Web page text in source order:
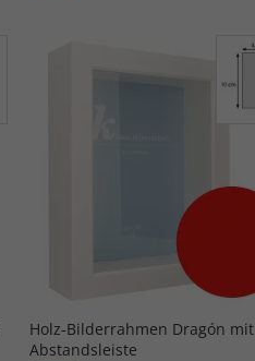
Holz-Bilderrahmen Dragón mit
Abstandsleiste